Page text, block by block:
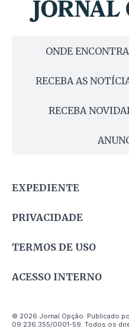
ONDE
RECEBA AS
RECEBA
EXPEDIENTE
PRIVACIDADE
TERMOS DE USO
ACESSO INTERNO
© 2026 Jornal Opção. Publicado
09.236.355/0001-59. Todos os